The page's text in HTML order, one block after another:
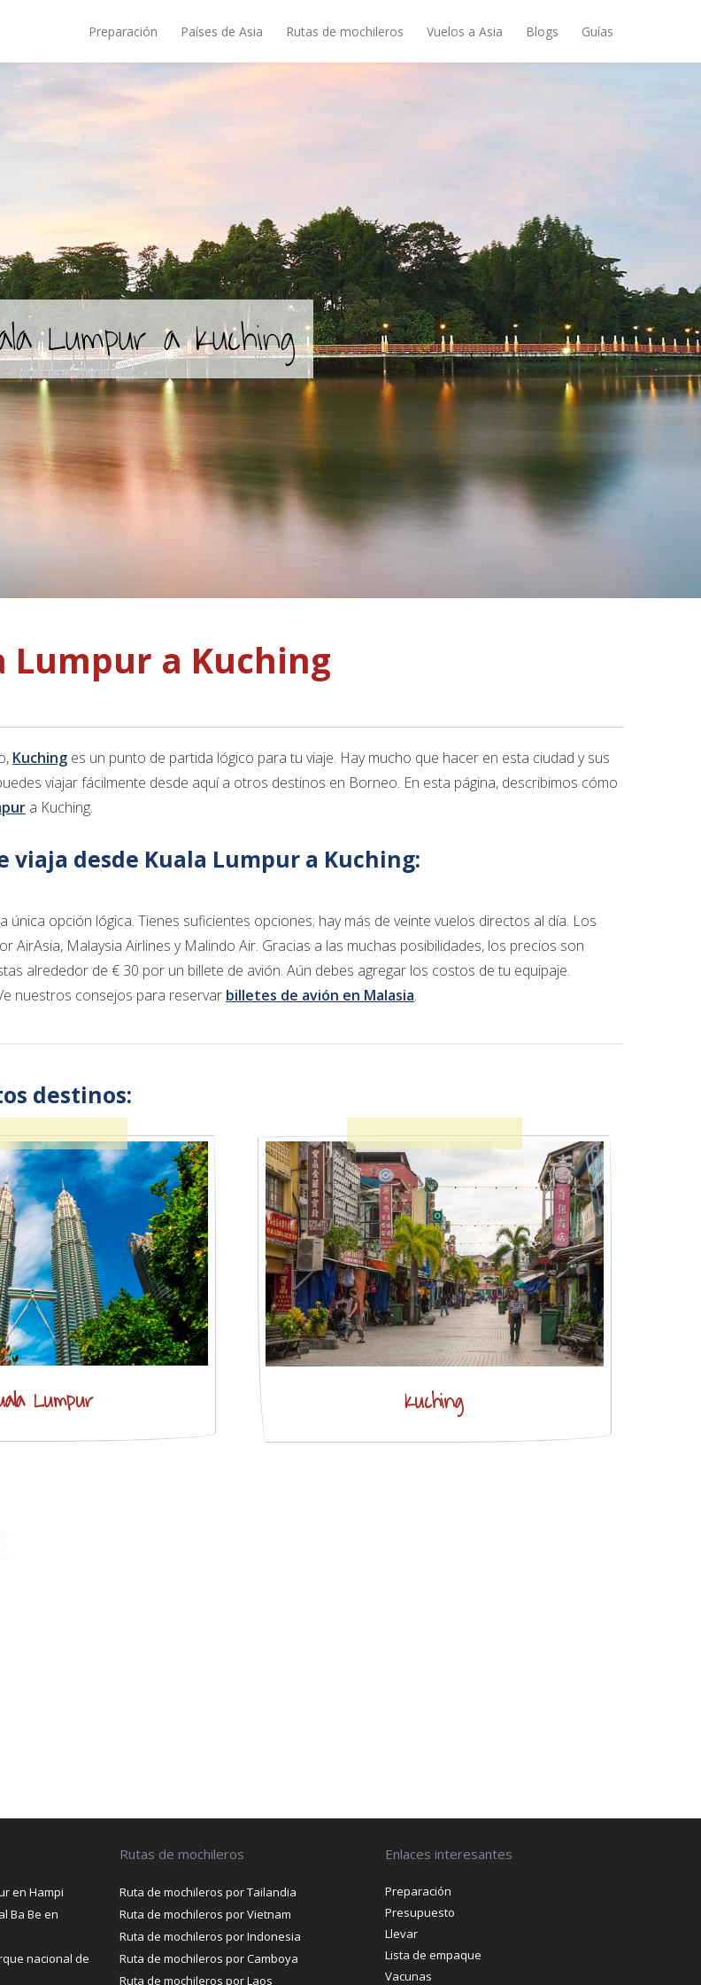
Preparación Países de Asia Rutas de mochileros Vuelos a Asia Blogs Guías
Lumpur a Kuching
Lumpur a Kuching
Kuching es un punto de partida lógico para tu viaje. Hay mucho que hacer en esta ciudad y sus
viajar fácilmente desde aquí a otros destinos en Borneo. En esta página, describimos cómo
a Kuching.
viaja desde Kuala Lumpur a Kuching:
única opción lógica. Tienes suficientes opciones; hay más de veinte vuelos directos al día. Los
AirAsia, Malaysia Airlines y Malindo Air. Gracias a las muchas posibilidades, los precios son
alrededor de € 30 por un billete de avión. Aún debes agregar los costos de tu equipaje.
nuestros consejos para reservar billetes de avión en Malasia.
destinos:
Lumpur Kuching
en Hampi
Ba Be en
nacional de
Rutas de mochileros
Ruta de mochileros por Tailandia
Ruta de mochileros por Vietnam
Ruta de mochileros por Indonesia
Ruta de mochileros por Camboya
Ruta de mochileros por Laos
Enlaces interesantes
Preparación
Presupuesto
Llevar
Lista de empaque
Vacunas